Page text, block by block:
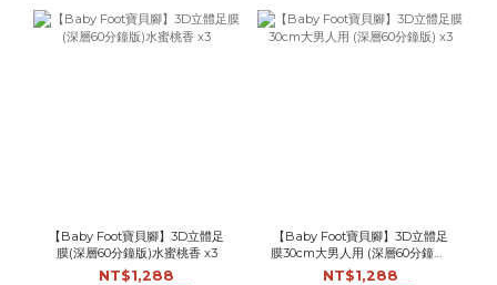
【Baby Foot寶貝腳】3D立體足
膜(深層60分鐘版)水蜜桃香 x3
NT$1,288
【Baby Foot寶貝腳】3D立體足
膜30cm大男人用 (深層60分鐘版)
x3
NT$1,288